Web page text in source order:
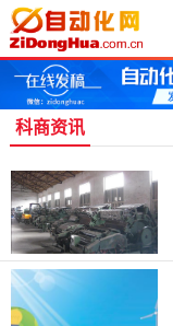
科商资讯